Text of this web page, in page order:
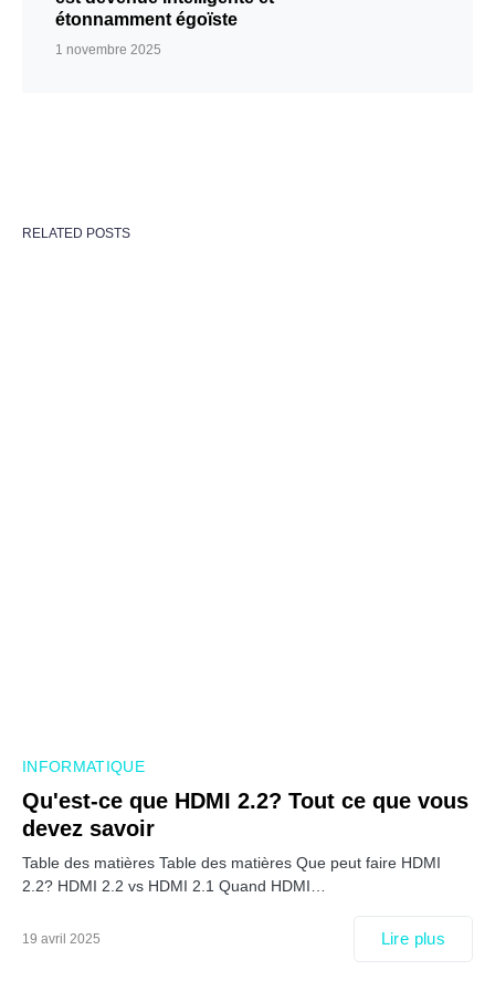
étonnamment égoïste
1 novembre 2025
RELATED POSTS
INFORMATIQUE
Qu'est-ce que HDMI 2.2? Tout ce que vous
devez savoir
Table des matières Table des matières Que peut faire HDMI
2.2? HDMI 2.2 vs HDMI 2.1 Quand HDMI…
19 avril 2025 Lire plus